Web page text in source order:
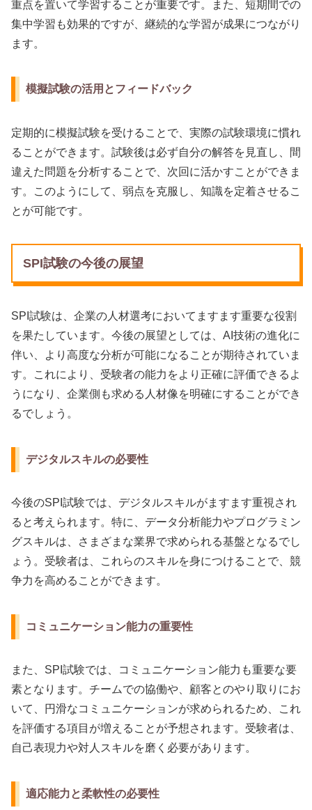
重点を置いて学習することが重要です。また、短期間での
集中学習も効果的ですが、継続的な学習が成果につながり
ます。
模擬試験の活用とフィードバック
定期的に模擬試験を受けることで、実際の試験環境に慣れ
ることができます。試験後は必ず自分の解答を見直し、間
違えた問題を分析することで、次回に活かすことができま
す。このようにして、弱点を克服し、知識を定着させるこ
とが可能です。
SPI試験の今後の展望
SPI試験は、企業の人材選考においてますます重要な役割
を果たしています。今後の展望としては、AI技術の進化に
伴い、より高度な分析が可能になることが期待されていま
す。これにより、受験者の能力をより正確に評価できるよ
うになり、企業側も求める人材像を明確にすることができ
るでしょう。
デジタルスキルの必要性
今後のSPI試験では、デジタルスキルがますます重視され
ると考えられます。特に、データ分析能力やプログラミン
グスキルは、さまざまな業界で求められる基盤となるでし
ょう。受験者は、これらのスキルを身につけることで、競
争力を高めることができます。
コミュニケーション能力の重要性
また、SPI試験では、コミュニケーション能力も重要な要
素となります。チームでの協働や、顧客とのやり取りにお
いて、円滑なコミュニケーションが求められるため、これ
を評価する項目が増えることが予想されます。受験者は、
自己表現力や対人スキルを磨く必要があります。
適応能力と柔軟性の必要性